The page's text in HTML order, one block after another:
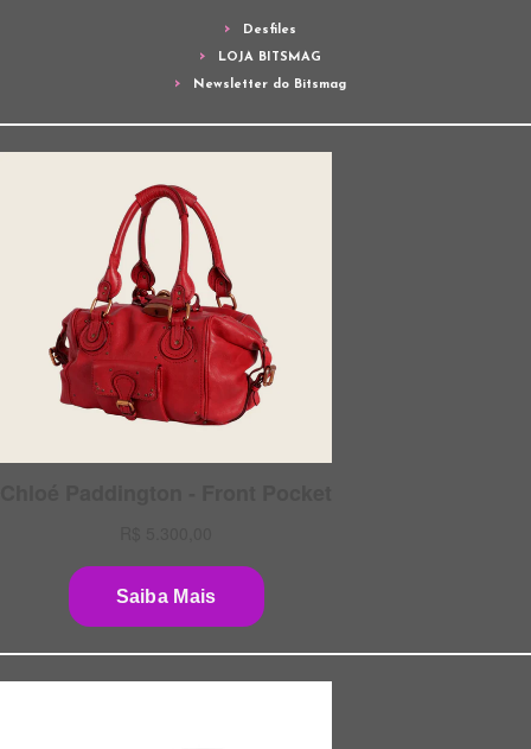
Desfiles
LOJA BITSMAG
Newsletter do Bitsmag